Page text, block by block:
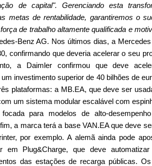
de capital". Gerenciando esta
metas de rentabilidade, garantiremos o
de trabalho altamente qualificada e
Benz AG. Nos últimos dias, a
confirmando que deveria acelerar o seu
a Daimler confirmou que deve
investimento superior de 40 bilhões de
plataformas: a MB.EA, que deve ser
um sistema modular escalável com
para modelos de alto-
a marca terá a base VAN.EA que deve
por exemplo. A alemã ainda pode
em Plug&Charge, que deve
das estações de recarga públicas.